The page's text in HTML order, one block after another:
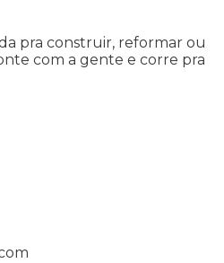
pra construir, reformar ou
com a gente e corre pra